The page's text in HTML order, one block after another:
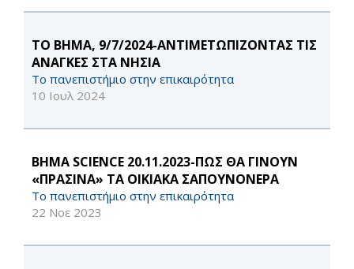
ΤΟ ΒΗΜΑ, 9/7/2024-ΑΝΤΙΜΕΤΩΠΙΖΟΝΤΑΣ ΤΙΣ
ΑΝΑΓΚΕΣ ΣΤΑ ΝΗΣΙΑ
Το πανεπιστήμιο στην επικαιρότητα
10 Ιουλ 2024
ΒΗΜΑ SCIENCE 20.11.2023-ΠΩΣ ΘΑ ΓΙΝΟΥΝ
«ΠΡΑΣΙΝΑ» ΤΑ ΟΙΚΙΑΚΑ ΣΑΠΟΥΝΟΝΕΡΑ
Το πανεπιστήμιο στην επικαιρότητα
22 Νοε 2023